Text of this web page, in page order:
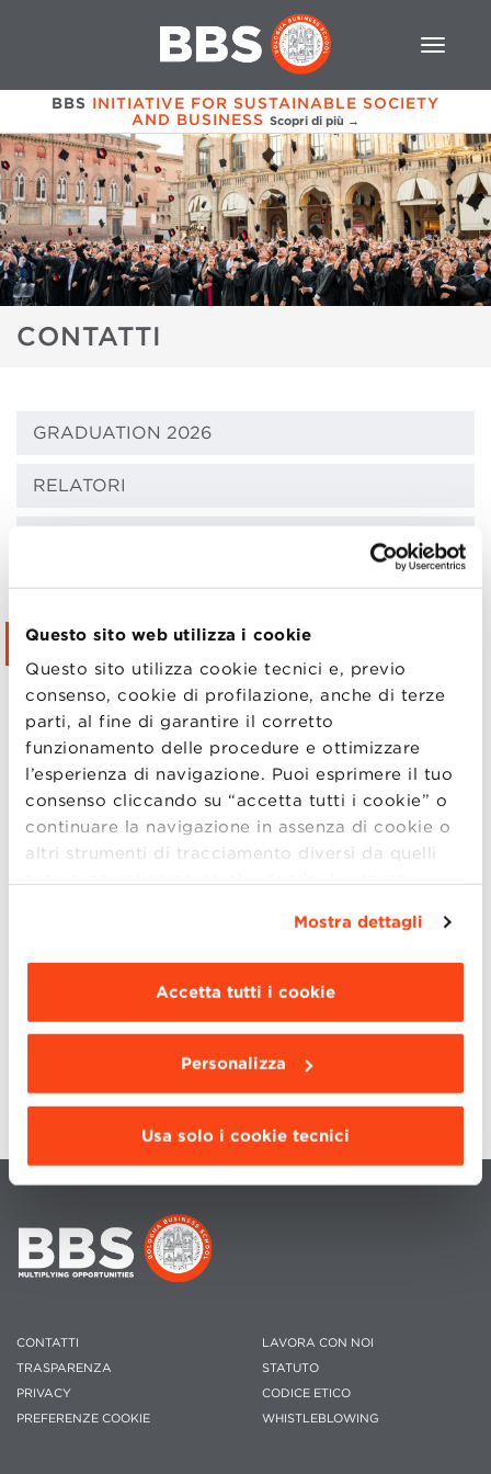
Questo sito web utilizza i cookie
Questo sito utilizza cookie tecnici e, previo
consenso, cookie di profilazione, anche di terze
parti, al fine di garantire il corretto
funzionamento delle procedure e ottimizzare
l’esperienza di navigazione. Puoi esprimere il tuo
consenso cliccando su “accetta tutti i cookie” o
continuare la navigazione in assenza di cookie o
altri strumenti di tracciamento diversi da quelli
tecnici semplicemente chiudendo il presente
Dettagli ”. Per
modificare le impostazioni di navigazione e
scegliere le funzionalità, le terze parti e i cookie
Mostra dettagli
Accetta tutti i cookie
Personalizza
Usa solo i cookie tecnici
BBS INITIATIVE FOR SUSTAINABLE SOCIETY
AND BUSINESS Scopri di più →
CONTATTI
GRADUATION 2026
RELATORI
FAQ
CONTATTI
PRIVACY POLICY
PROTOCOLLO EVENTI
ISCRIZIONI
GALLERY
GRADUATION 2026 & XVIII ALUMNI REUNION
+39 051 2090142
community@bbs.unibo.it
CONTATTI
TRASPARENZA
PRIVACY
PREFERENZE COOKIE
LAVORA CON NOI
STATUTO
CODICE ETICO
WHISTLEBLOWING